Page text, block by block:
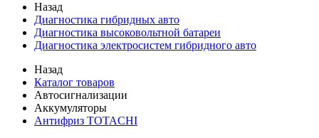
Назад
Диагностика гибридных авто
Диагностика высоковольтной батареи
Диагностика электросистем гибридного авто
Назад
Каталог товаров
Автосигнализации
Аккумуляторы
Антифриз TOTACHI